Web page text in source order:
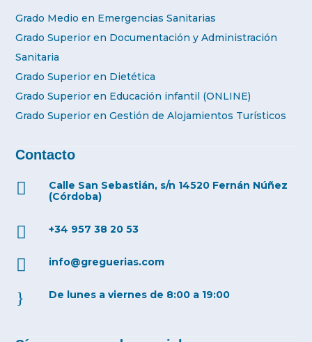
Grado Medio en Emergencias Sanitarias
Grado Superior en Documentación y Administración
Sanitaria
Grado Superior en Dietética
Grado Superior en Educación infantil (ONLINE)
Grado Superior en Gestión de Alojamientos Turísticos
Contacto

Calle San Sebastián, s/n 14520 Fernán Núñez
(Córdoba)
 +34 957 38 20 53
 info@greguerias.com
} De lunes a viernes de 8:00 a 19:00